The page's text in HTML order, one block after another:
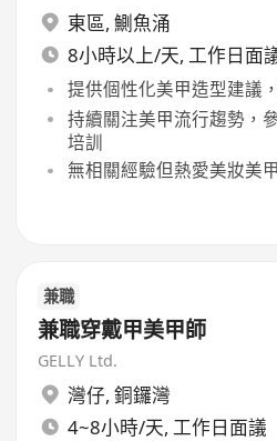
東區, 鰂魚涌
8小時以上/天, 工作日面
提供個性化美甲造型建議
持續關注美甲流行趨勢，
培訓
無相關經驗但熱愛美妝美
兼職
兼職穿戴甲美甲師
GELLY Ltd.
灣仔, 銅鑼灣
4~8小時/天, 工作日面議